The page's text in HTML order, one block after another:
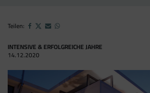
Teilen:
INTENSIVE & ERFOLGREICHE JAHRE
14.12.2020